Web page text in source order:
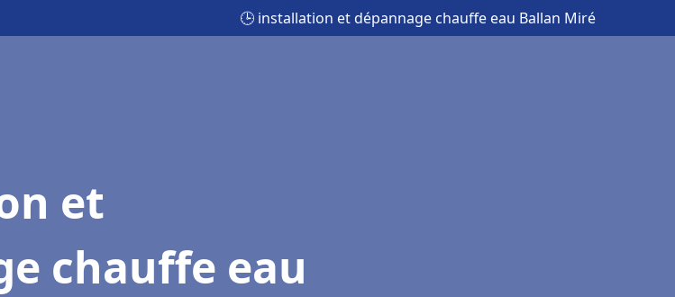
🕒 installation et dépannage chauffe eau Ballan Miré
et
chauffe eau